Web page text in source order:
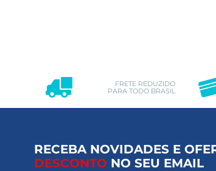
FRETE REDUZIDO
PARA TODO BRASIL
RECEBA NOVIDADES E
DESCONTO NO SEU EMAIL